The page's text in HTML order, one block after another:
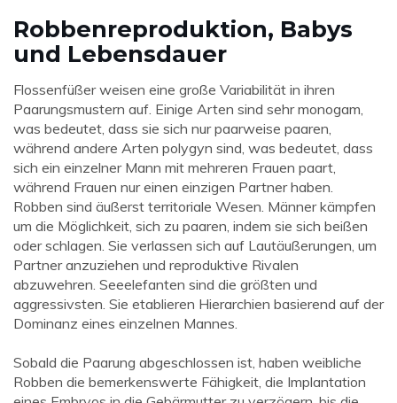
Robbenreproduktion, Babys
und Lebensdauer
Flossenfüßer weisen eine große Variabilität in ihren
Paarungsmustern auf. Einige Arten sind sehr monogam,
was bedeutet, dass sie sich nur paarweise paaren,
während andere Arten polygyn sind, was bedeutet, dass
sich ein einzelner Mann mit mehreren Frauen paart,
während Frauen nur einen einzigen Partner haben.
Robben sind äußerst territoriale Wesen. Männer kämpfen
um die Möglichkeit, sich zu paaren, indem sie sich beißen
oder schlagen. Sie verlassen sich auf Lautäußerungen, um
Partner anzuziehen und reproduktive Rivalen
abzuwehren. Seeelefanten sind die größten und
aggressivsten. Sie etablieren Hierarchien basierend auf der
Dominanz eines einzelnen Mannes.
Sobald die Paarung abgeschlossen ist, haben weibliche
Robben die bemerkenswerte Fähigkeit, die Implantation